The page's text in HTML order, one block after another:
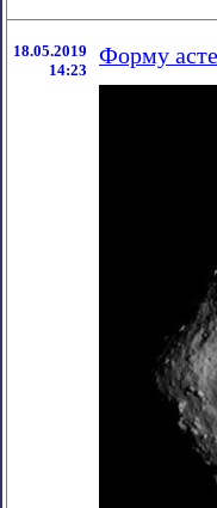
18.05.2019
14:23
Форму